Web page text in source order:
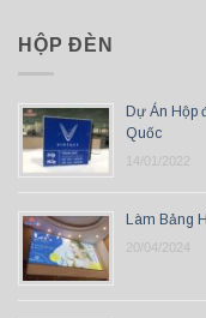
HỘP ĐÈN
Dự Án Hộp
Quốc
14/01/2022
Làm Bảng
20/04/2024